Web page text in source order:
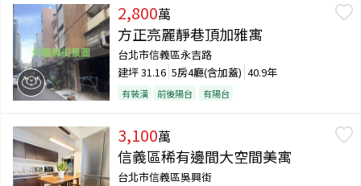
2,800萬
方正亮麗靜巷頂加雅寓
台北市信義區永吉路
建坪31.16 5房4廳(含加蓋) 40.9年
有裝潢 前後陽台 有陽台
3,100萬
信義區稀有邊間大空間美寓
台北市信義區吳興街